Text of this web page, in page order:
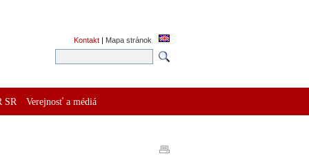
Kontakt | Mapa stránok
SR Verejnosť a médiá